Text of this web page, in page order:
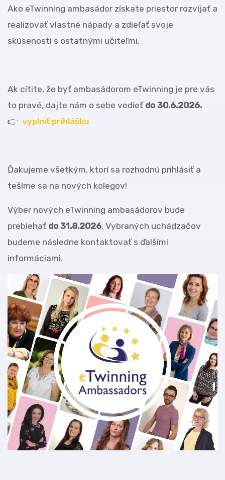
Ako eTwinning ambasádor získate priestor rozvíjať a
realizovať vlastné nápady a zdieľať svoje
skúsenosti s ostatnými učiteľmi.
Ak cítite, že byť ambasádorom eTwinning je pre vás
to pravé, dajte nám o sebe vedieť do 30.6.2026.
👉 vyplniť prihlášku
Ďakujeme všetkým, ktorí sa rozhodnú prihlásiť a
tešíme sa na nových kolegov!
Výber nových eTwinning ambasádorov bude
prebiehať do 31.8.2026. Vybraných uchádzačov
budeme následne kontaktovať s ďalšími
informáciami.